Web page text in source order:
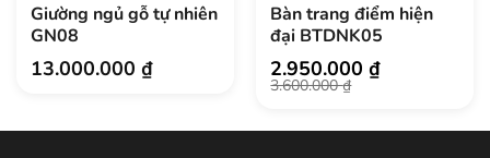
Giường ngủ gỗ tự nhiên
GN08
13.000.000₫
Bàn trang điểm hiện
đại BTDNK05
3.600.000₫
Giá
gốc
2.950.000₫
Giá
hiện